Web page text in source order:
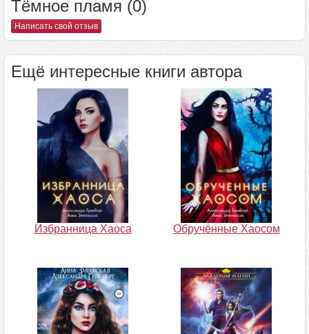
Тёмное пламя (0)
Написать свой отзыв
Ещё интересные книги автора
Избранница Хаоса Обручённые Хаосом